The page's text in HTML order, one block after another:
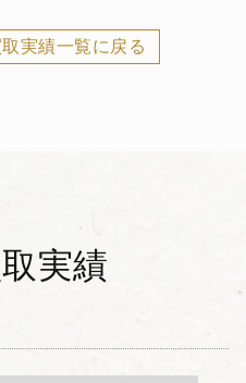
実績一覧に戻る
実績